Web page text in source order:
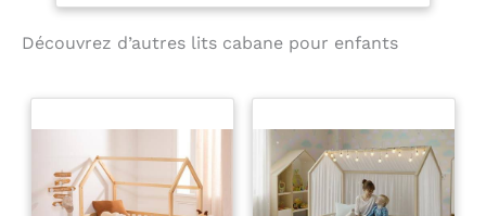
de 36 mois pour un
sommeil réparateur et
particulièrement petits
dorment en toute
sécurité grâce à une
protection de barrière
Découvrez d’autres lits cabane pour enfants